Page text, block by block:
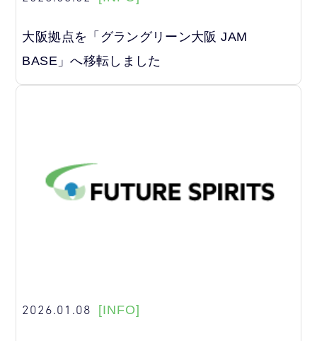
大阪拠点を「グラングリーン大阪 JAM
BASE」へ移転しました
2026.01.08 [INFO]